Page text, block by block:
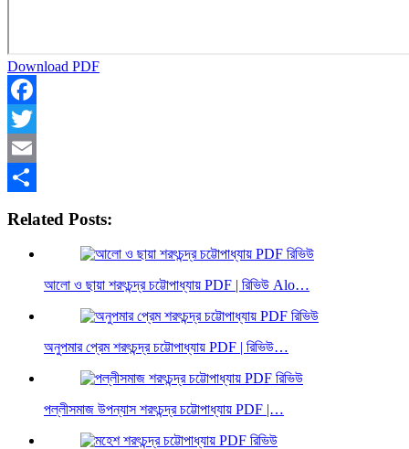
Download PDF
Facebook
Twitter
Email
Related Posts:
আলো ও ছায়া শরৎচন্দ্র চট্টোপাধ্যায় PDF | রিভিউ Alo…
অনুপমার প্রেম শরৎচন্দ্র চট্টোপাধ্যায় PDF | রিভিউ…
পল্লীসমাজ উপন্যাস শরৎচন্দ্র চট্টোপাধ্যায় PDF |…